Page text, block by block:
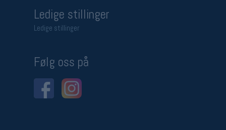
Ledige stillinger
Ledige stillinger
Følg oss på